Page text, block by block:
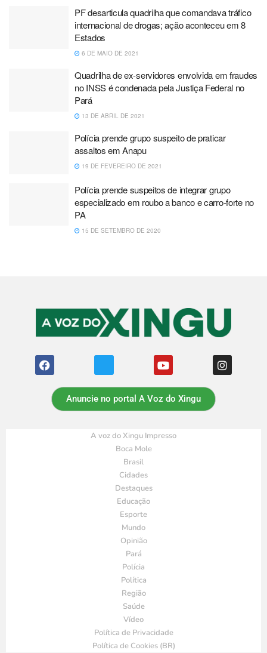
PF desarticula quadrilha que comandava tráfico
internacional de drogas; ação aconteceu em 8
Estados
6 DE MAIO DE 2021
Quadrilha de ex-servidores envolvida em fraudes
no INSS é condenada pela Justiça Federal no
Pará
13 DE ABRIL DE 2021
Polícia prende grupo suspeito de praticar
assaltos em Anapu
19 DE FEVEREIRO DE 2021
Polícia prende suspeitos de integrar grupo
especializado em roubo a banco e carro-forte no
PA
15 DE SETEMBRO DE 2020
Anuncie no portal A Voz do Xingu
A voz do Xingu Impresso
Boca Mole
Brasil
Cidades
Destaques
Educação
Esporte
Mundo
Opinião
Pará
Polícia
Política
Região
Saúde
Vídeo
Política de Privacidade
Política de Cookies (BR)